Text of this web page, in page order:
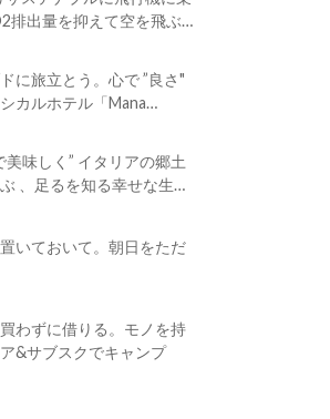
排出量を抑えて空を飛ぶ
に旅立とう。心で ”良さ"
カルホテル「Mana
美味しく” イタリアの郷土
、足るを知る幸せな生き
いておいて。朝日をただ
わずに借りる。モノを持
&サブスクでキャンプ